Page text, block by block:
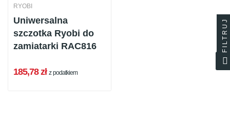
RYOBI
Uniwersalna
szczotka Ryobi do
zamiatarki RAC816
185,78 zł z podatkiem
FILTRUJ